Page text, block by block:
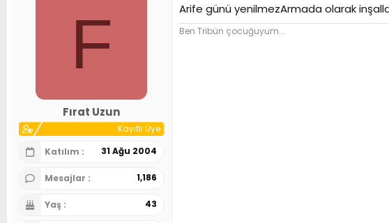
F
Fırat Uzun
Kayıtlı Üye
Katılım
31 Ağu 2004
Mesajlar 1,186
Yaş 43
Arife günü yenilmezArmada olarak
Ben Tribün çocuğuyum...